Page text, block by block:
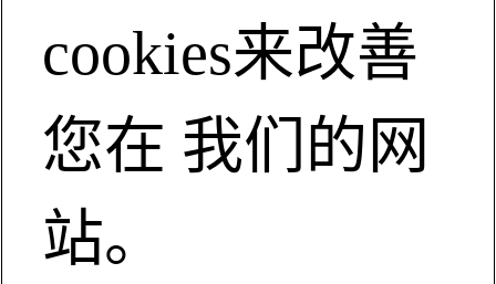
很抱歉，我们遇到了异常。
cookies来改善
您在 我们的网
站。